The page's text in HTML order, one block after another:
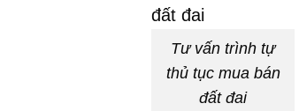
Tư vấn trình tự
thủ tục mua bán
đất đai